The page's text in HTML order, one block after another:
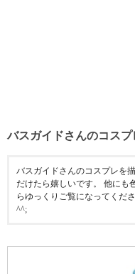
バスガイドさんのコスプ
バスガイドさんのコスプレを
だけたら嬉しいです。 他にも
らゆっくりご覧になってくだ
^^;